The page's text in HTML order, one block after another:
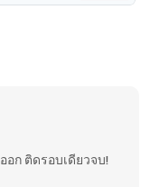
อก ติดรอบเดียวจบ!